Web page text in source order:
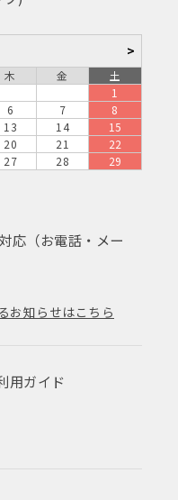
>
木 金
土
1
6 7
8
13 14
15
20 21
22
27 28
29
応（お電話・メー
お知らせはこちら
用ガイド